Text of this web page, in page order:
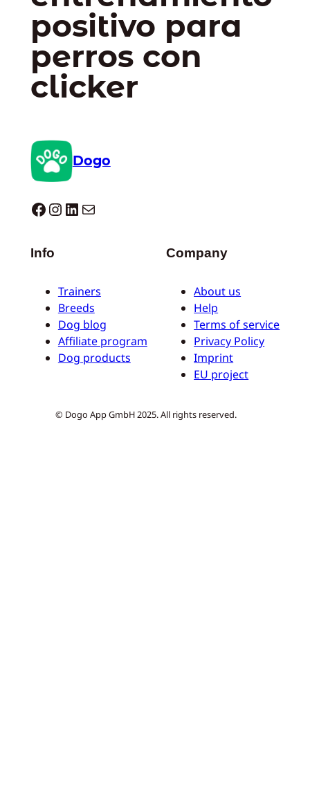
positivo para
perros con
clicker
Dogo
Dogo facebook InstagramLinkedIn Correo electrónico
Info
Trainers
Breeds
Dog blog
Affiliate program
Dog products
Company
About us
Help
Terms of service
Privacy Policy
Imprint
EU project
© Dogo App GmbH 2025. All rights reserved.